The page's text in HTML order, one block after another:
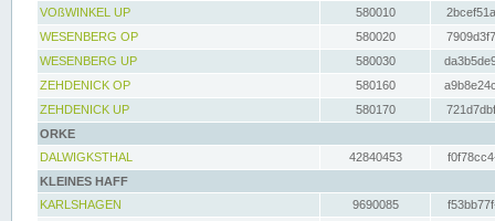
VOßWINKEL UP
580010
WESENBERG OP
580020
WESENBERG UP
580030
ZEHDENICK OP
580160
ZEHDENICK UP
580170
ORKE
DALWIGKSTHAL
42840453
KLEINES HAFF
KARLSHAGEN
9690085